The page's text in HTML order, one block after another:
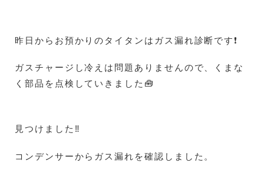
昨日からお預かりのタイタンはガス漏れ診断です❗
ガスチャージし冷えは問題ありませんので、くまな
く部品を点検していきました🧰
見つけました‼️
コンデンサーからガス漏れを確認しました。